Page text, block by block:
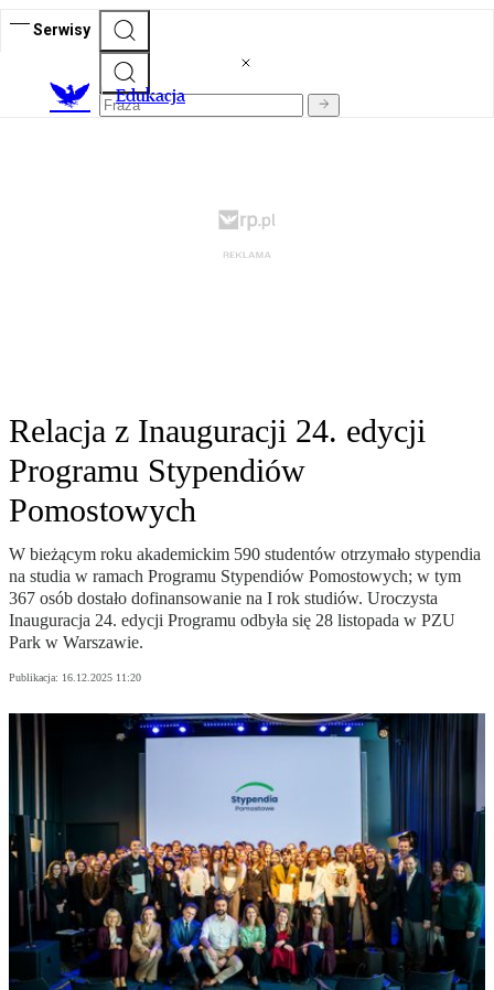
Serwisy
Edukacja
Relacja z Inauguracji 24. edycji
Programu Stypendiów
Pomostowych
W bieżącym roku akademickim 590 studentów otrzymało stypendia
na studia w ramach Programu Stypendiów Pomostowych; w tym
367 osób dostało dofinansowanie na I rok studiów. Uroczysta
Inauguracja 24. edycji Programu odbyła się 28 listopada w PZU
Park w Warszawie.
Publikacja: 16.12.2025 11:20